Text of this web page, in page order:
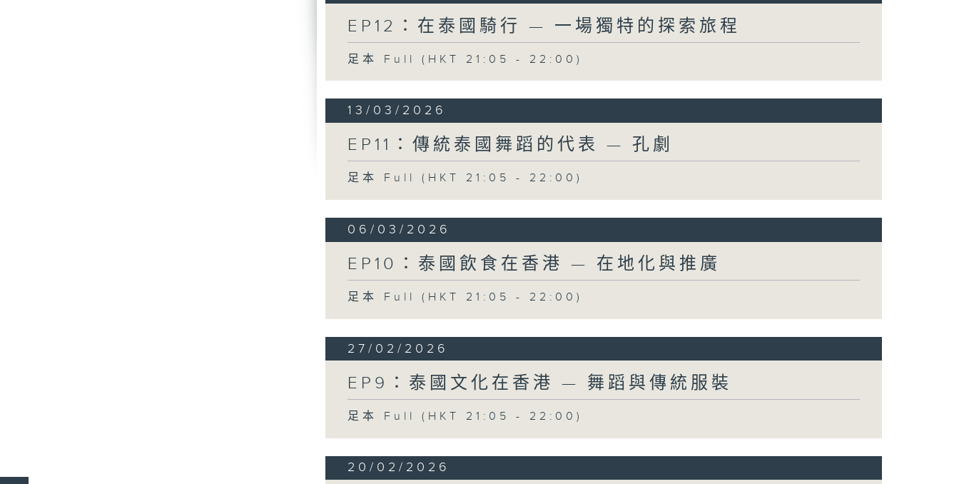
EP12：在泰國騎行 — 一場獨特的探索旅程
足本 Full (HKT 21:05 - 22:00)
13/03/2026
EP11：傳統泰國舞蹈的代表 — 孔劇
足本 Full (HKT 21:05 - 22:00)
06/03/2026
EP10：泰國飲食在香港 — 在地化與推廣
足本 Full (HKT 21:05 - 22:00)
27/02/2026
EP9：泰國文化在香港 — 舞蹈與傳統服裝
足本 Full (HKT 21:05 - 22:00)
20/02/2026